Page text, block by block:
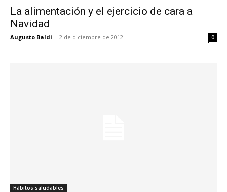
La alimentación y el ejercicio de cara a
Navidad
Augusto Baldi - 2 de diciembre de 2012 0
Hábitos saludables